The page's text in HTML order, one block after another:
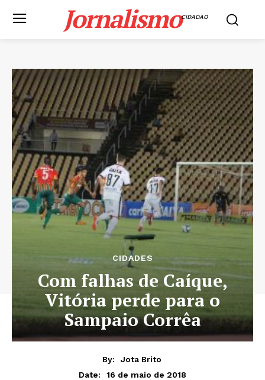
JornalismoCIDADAO
CIDADES
Com falhas de Caíque,
Vitória perde para o
Sampaio Corrêa
By:
Jota Brito
Date:
16 de maio de 2018